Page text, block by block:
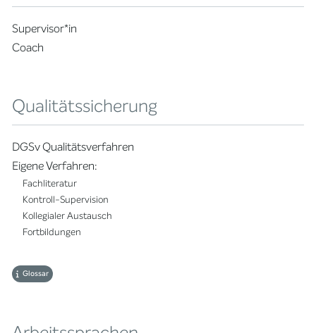
Supervisor*in
Coach
Qualitätssicherung
DGSv Qualitätsverfahren
Eigene Verfahren:
Fachliteratur
Kontroll-Supervision
Kollegialer Austausch
Fortbildungen
Glossar